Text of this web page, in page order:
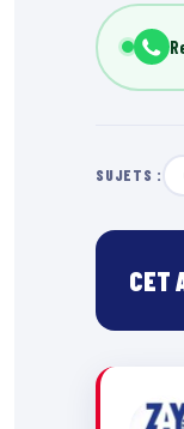
SUJETS :
CET